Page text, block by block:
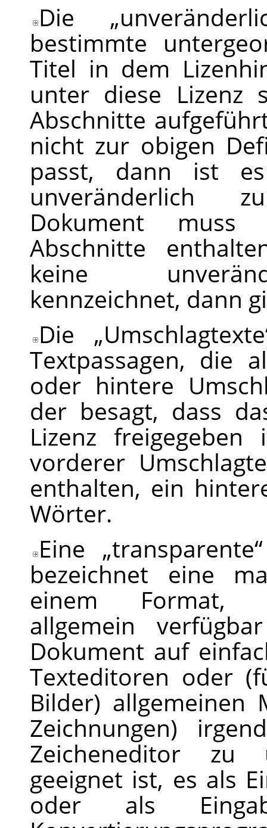
Die „
bestimmte
Titel in dem
unter diese Lizenz
Abschnitte
nicht zur obigen
passt, dann ist
unveränderlich
Dokument muss
Abschnitte
keine
kennzeichnet, dann
Die „Umschlagtexte
Textpassagen, die
oder hintere
der besagt, dass
Lizenz
vorderer
enthalten, ein
Wörter.
Eine „transparente“
bezeichnet eine
einem Format,
allgemein
Dokument auf
Texteditoren oder
Bilder) allgemeinen
Zeichnungen)
Zeicheneditor zu
geeignet ist, es als
oder als